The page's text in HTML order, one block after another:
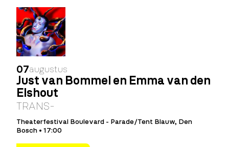
07augustus
Just van Bommel en Emma van den
Elshout
TRANS-
Theaterfestival Boulevard - Parade/Tent Blauw, Den
Bosch • 17:00